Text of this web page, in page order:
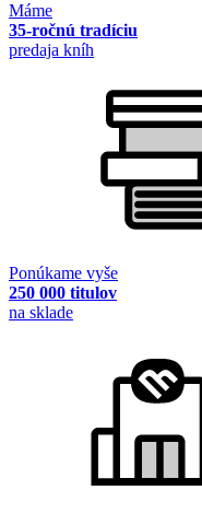
Máme
35-ročnú tradíciu
predaja kníh
Ponúkame vyše
250 000 titulov
na sklade